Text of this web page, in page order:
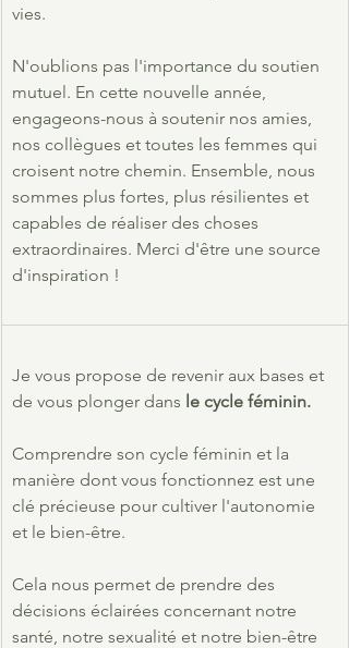
vies.
N'oublions pas l'importance du soutien
mutuel. En cette nouvelle année,
engageons-nous à soutenir nos amies,
nos collègues et toutes les femmes qui
croisent notre chemin. Ensemble, nous
sommes plus fortes, plus résilientes et
capables de réaliser des choses
extraordinaires. Merci d'être une source
d'inspiration !
Je vous propose de revenir aux bases et
de vous plonger dans le cycle féminin.
Comprendre son cycle féminin et la
manière dont vous fonctionnez est une
clé précieuse pour cultiver l'autonomie
et le bien-être.
Cela nous permet de prendre des
décisions éclairées concernant notre
santé, notre sexualité et notre bien-être